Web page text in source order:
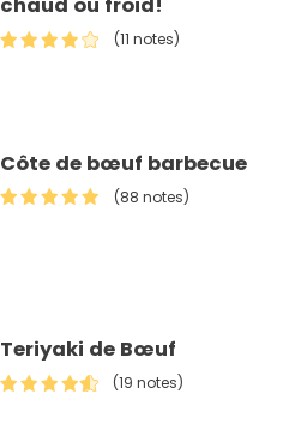
chaud ou froid!
(11 notes)
Côte de bœuf barbecue
(88 notes)
Teriyaki de Bœuf
(19 notes)